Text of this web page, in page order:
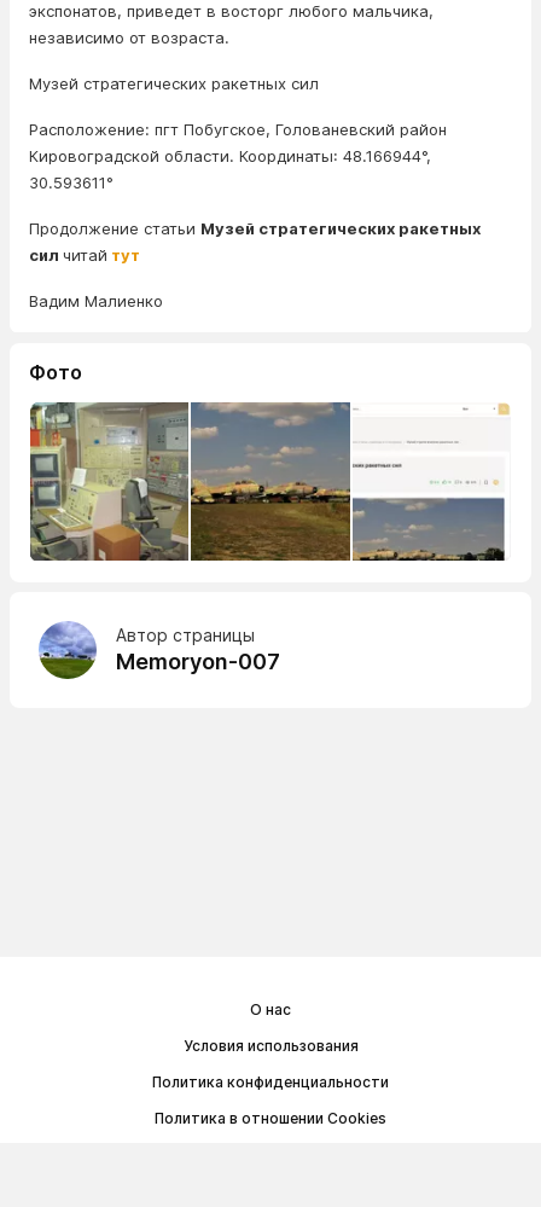
экспонатов, приведет в восторг любого мальчика,
независимо от возраста.
Музей стратегических ракетных сил
Расположение: пгт Побугское, Голованевский район
Кировоградской области. Координаты: 48.166944°,
30.593611°
Продолжение статьи Музей стратегических ракетных
сил читай тут
Вадим Малиенко
Фото
Автор страницы
Memoryon-007
О нас
Условия использования
Политика конфиденциальности
Политика в отношении Cookies